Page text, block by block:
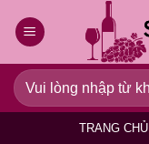
qua
dung
Tìm
kiếm:
TRANG CHỦ